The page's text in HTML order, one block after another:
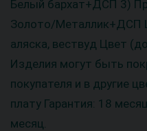
Белый бархат+ДСП 3)
Золото/Металлик+ДСП
аляска, вествуд Цвет
Изделия могут быть
покупателя и в другие
плату Гарантия: 18
месяц.